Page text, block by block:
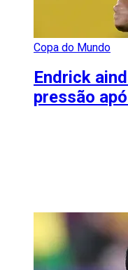
Copa do Mundo
Endrick
pressão